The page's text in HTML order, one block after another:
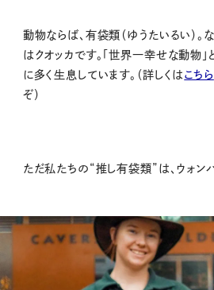
動物ならば、有袋類（ゆうたいるい）。
はクオッカです。「世界一幸せな動物」
に多く生息しています。（詳しくは こちら
ぞ）
ただ私たちの“推し有袋類”は、ウォンバ